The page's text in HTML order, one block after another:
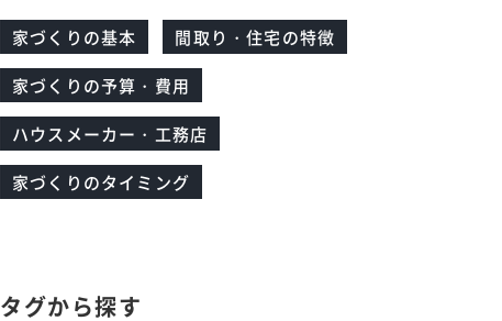
家づくりの基本 間取り・住宅の特徴
家づくりの予算・費用
ハウスメーカー・工務店
家づくりのタイミング
タグから探す